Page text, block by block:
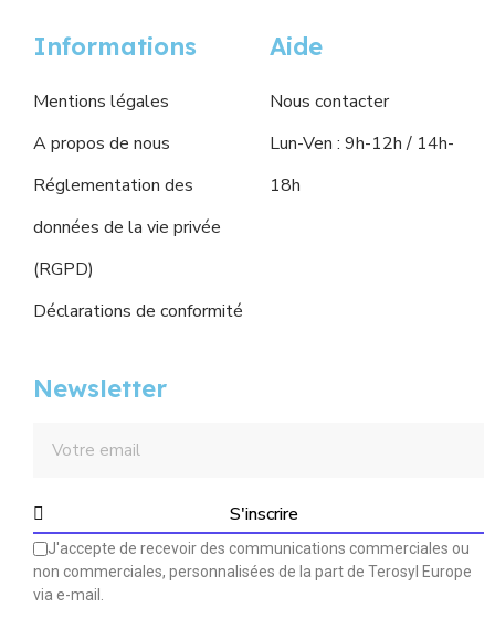
Informations
Mentions légales
A propos de nous
Réglementation des
données de la vie privée
(RGPD)
Déclarations de conformité
Aide
Nous contacter
Lun-Ven : 9h-12h / 14h-
18h
Newsletter
S'inscrire
J'accepte de recevoir des communications commerciales ou
non commerciales, personnalisées de la part de Terosyl Europe
via e-mail.